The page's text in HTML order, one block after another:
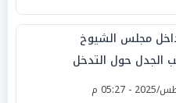
مجلس الشيوخ
الجدل حول التدخل